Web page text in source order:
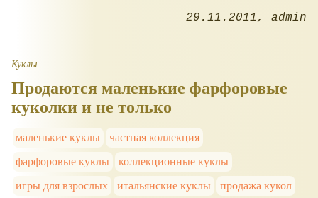
29.11.2011 admin
Куклы
Продаются маленькие фарфоровые
куколки и не только
маленькие куклы
частная коллекция
фарфоровые куклы
коллекционные куклы
игры для взрослых
итальянские куклы
продажа кукол